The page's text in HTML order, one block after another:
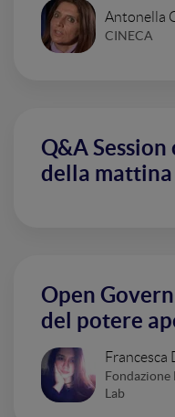
Antonella
CINECA
Q&A
della mattina
Open
del potere
Francesca
Fondazione
Lab